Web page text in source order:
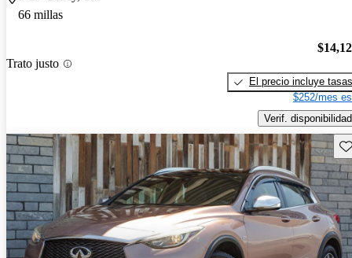
66 millas
Trato justo
El precio incluye tasas
$252/mes
Verif. disponibilidad